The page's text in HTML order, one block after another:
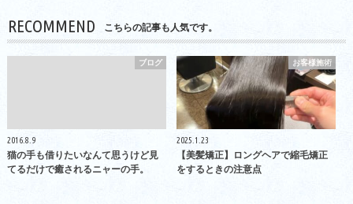
RECOMMEND こちらの記事も人気です。
ブログ
2016.8.9
猫の手も借りたいなんて思うけど見
てるだけで癒されるニャーの手。
お客様施術
2025.1.23
【美髪矯正】ロングヘアで縮毛矯正
をするときの注意点